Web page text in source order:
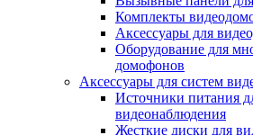
Комплекты
Аксессуары для
Оборудование для
домофонов
Аксессуары для систем
Источники питания
видеонаблюдения
Жесткие диски для